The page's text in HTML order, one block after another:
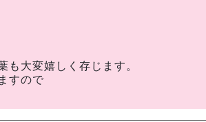
大変嬉しく存じます。
すので